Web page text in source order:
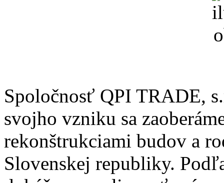
Spoločnosť QPI TRADE,
svojho vzniku sa
rekonštrukciami budov a
Slovenskej republiky.